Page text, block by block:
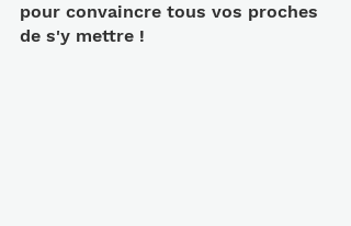
pour convaincre tous vos proches
de s'y mettre !